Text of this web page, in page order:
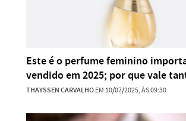
Este é o perfume feminino
vendido em 2025; por que vale
THAYSSEN CARVALHOEM 10/07/2025, ÀS 09:30